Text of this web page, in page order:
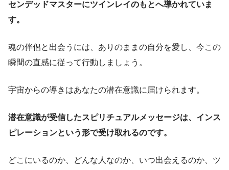
センデッドマスターにツインレイのもとへ導かれていま
す。
魂の伴侶と出会うには、ありのままの自分を愛し、今この
瞬間の直感に従って行動しましょう。
宇宙からの導きはあなたの潜在意識に届けられます。
潜在意識が受信したスピリチュアルメッセージは、インス
ピレーションという形で受け取れるのです。
どこにいるのか、どんな人なのか、いつ出会えるのか、ツ